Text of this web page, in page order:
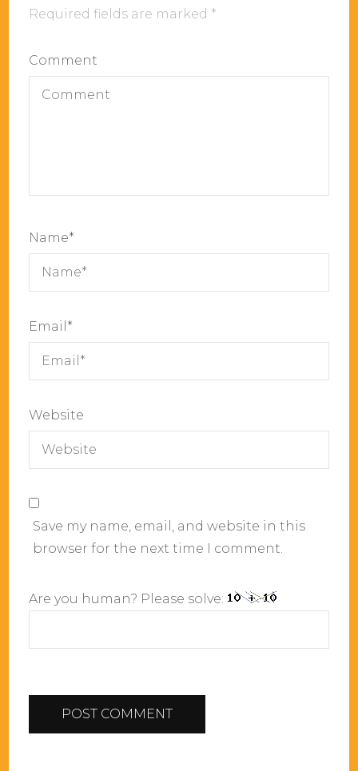
Required fields are marked *
Comment
Name*
Email *
Website
Save my name, email, and website in this
browser for the next time I comment.
Are you human? Please solve: